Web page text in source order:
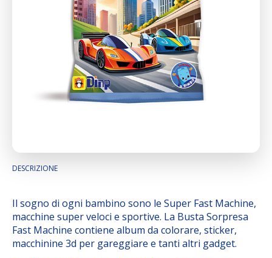
DESCRIZIONE
Il sogno di ogni bambino sono le Super Fast Machine,
macchine super veloci e sportive. La Busta Sorpresa
Fast Machine contiene album da colorare, sticker,
macchinine 3d per gareggiare e tanti altri gadget.